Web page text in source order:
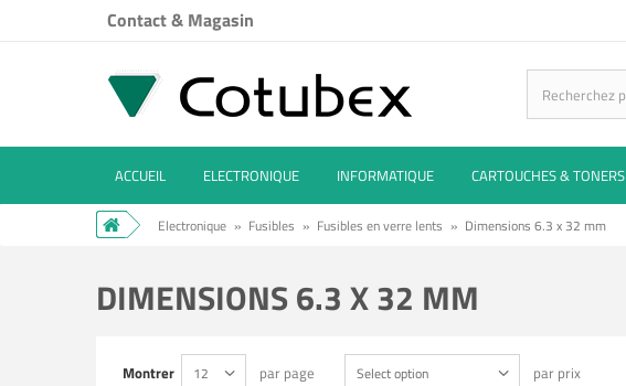
Contact & Magasin
ACCUEIL ELECTRONIQUE INFORMATIQUE CARTOUCHES & TONERS
Electronique » Fusibles » Fusibles en verre lents » Dimensions 6.3 x 32 mm
DIMENSIONS 6.3 X 32 MM
Montrer 12 par page Select option par prix